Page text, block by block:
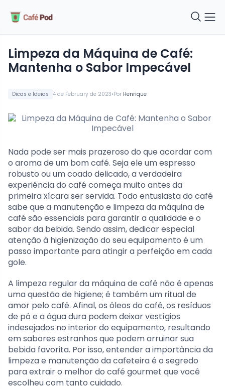
Dicas e Ideias 4 de February de 2023•Por Henrique
Limpeza da Máquina de Café:
Mantenha o Sabor Impecável
Nada pode ser mais prazeroso do que acordar com
o aroma de um bom café. Seja ele um espresso
robusto ou um coado delicado, a verdadeira
experiência do café começa muito antes da
primeira xícara ser servida. Todo entusiasta do café
sabe que a manutenção e limpeza da máquina de
café são essenciais para garantir a qualidade e o
sabor da bebida. Sendo assim, dedicar especial
atenção à higienização do seu equipamento é um
passo importante para atingir a perfeição em cada
gole.
A limpeza regular da máquina de café não é apenas
uma questão de higiene; é também um ritual de
amor pelo café. Afinal, os óleos do café, os resíduos
de pó e a água dura podem deixar vestígios
indesejados no interior do equipamento, resultando
em sabores estranhos que podem arruinar sua
bebida favorita. Por isso, entender a importância da
limpeza e manutenção da cafeteira é o segredo
para extrair o melhor do café gourmet que você
escolheu com tanto cuidado.